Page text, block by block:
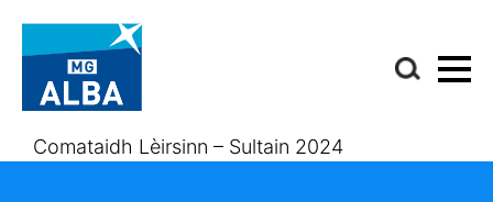
Comataidh Lèirsinn – Sultain 2024